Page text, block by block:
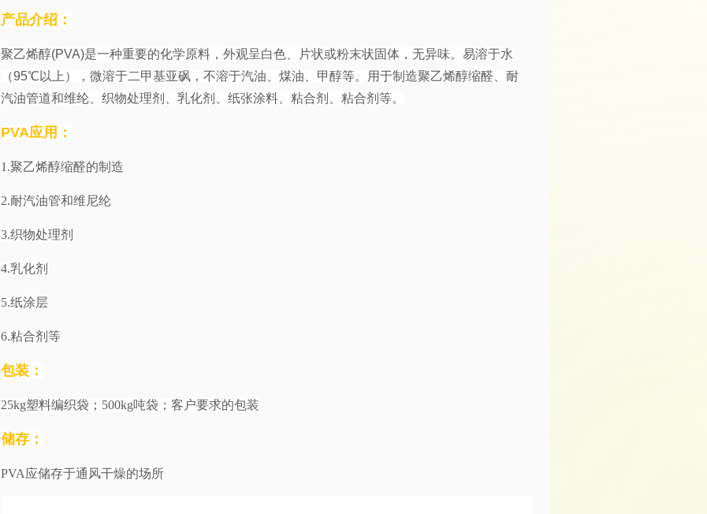
产品介绍：
聚乙烯醇(PVA)是一种重要的化学原料，外观呈白色、片状或粉末状固体，无异味。易溶于水
（95℃以上），微溶于二甲基亚砜，不溶于汽油、煤油、甲醇等。用于制造聚乙烯醇缩醛、耐
汽油管道和维纶、织物处理剂、乳化剂、纸张涂料、粘合剂、粘合剂等。
PVA应用：
1.聚乙烯醇缩醛的制造
2.耐汽油管和维尼纶
3.织物处理剂
4.乳化剂
5.纸涂层
6.粘合剂等
包装：
25kg塑料编织袋；500kg吨袋；客户要求的包装
储存：
PVA应储存于通风干燥的场所